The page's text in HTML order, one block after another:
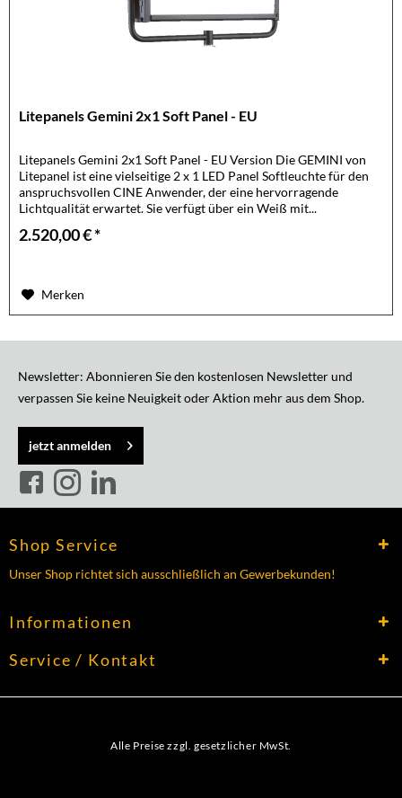
Litepanels Gemini 2x1 Soft Panel - EU
Litepanels Gemini 2x1 Soft Panel - EU Version Die GEMINI von
Litepanel ist eine vielseitige 2 x 1 LED Panel Softleuchte für den
anspruchsvollen CINE Anwender, der eine hervorragende
Lichtqualität erwartet. Sie verfügt über ein Weiß mit...
2.520,00 € *
Merken
Newsletter: Abonnieren Sie den kostenlosen Newsletter und
verpassen Sie keine Neuigkeit oder Aktion mehr aus dem Shop.
jetzt anmelden
Shop Service
Unser Shop richtet sich ausschließlich an Gewerbekunden!
Informationen
Service / Kontakt
Alle Preise zzgl. gesetzlicher MwSt.